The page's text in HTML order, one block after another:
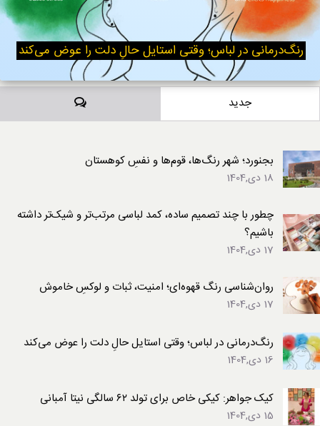
رنگ‌درمانی در لباس؛ وقتی استایل حالِ دلت را عوض می‌کند
جدید دیدگاه‌ها
بجنورد؛ شهر رنگ‌ها، قوم‌ها و نفسِ کوهستان
18 دی,1404
چطور با چند تصمیم ساده، کمد لباسی مرتب‌تر و شیک‌تر داشته
باشیم؟
17 دی,1404
روان‌شناسی رنگ قهوه‌ای؛ امنیت، ثبات و لوکسِ خاموش
17 دی,1404
رنگ‌درمانی در لباس؛ وقتی استایل حالِ دلت را عوض می‌کند
16 دی,1404
کیک جواهر: کیکی خاص برای تولد ۶۲ سالگی نیتا آمبانی
15 دی,1404